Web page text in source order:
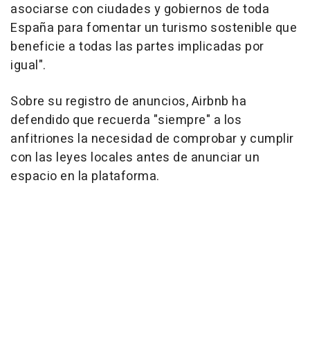
asociarse con ciudades y gobiernos de toda
España para fomentar un turismo sostenible que
beneficie a todas las partes implicadas por
igual".
Sobre su registro de anuncios, Airbnb ha
defendido que recuerda "siempre" a los
anfitriones la necesidad de comprobar y cumplir
con las leyes locales antes de anunciar un
espacio en la plataforma.